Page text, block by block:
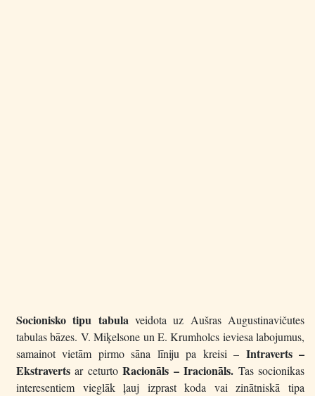
Socionisko tipu tabula veidota uz Aušras Augustinavičutes
tabulas bāzes. V. Miķelsone un E. Krumholcs ieviesa labojumus,
samainot vietām pirmo sāna līniju pa kreisi – Intraverts –
Ekstraverts ar ceturtoRacionāls – Iracionāls. Tas socionikas
interesentiem vieglāk ļauj izprast koda vai zinātniskā tipa